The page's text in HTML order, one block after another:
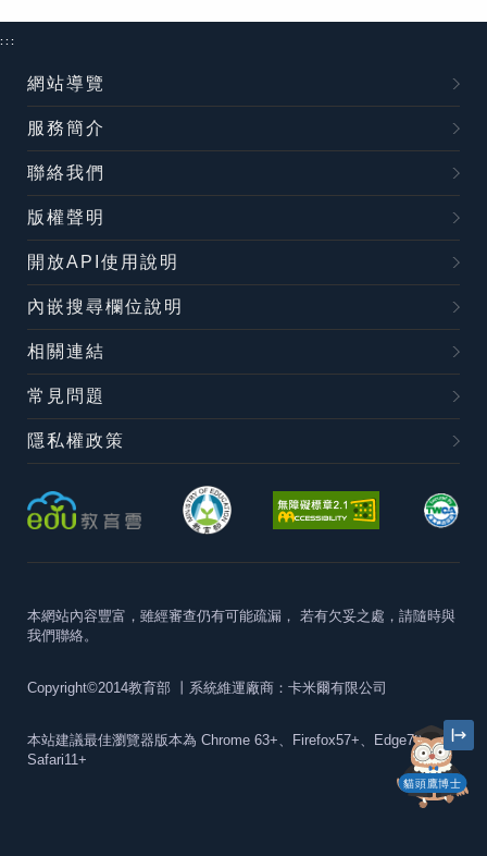
貓頭鷹博士
:::
網站導覽
服務簡介
聯絡我們
版權聲明
開放API使用說明
內嵌搜尋欄位說明
相關連結
常見問題
隱私權政策
本網站內容豐富，雖經審查仍有可能疏漏， 若有欠妥之處，請隨時與
我們聯絡。
Copyright©2014教育部 丨系統維運廠商：卡米爾有限公司
本站建議最佳瀏覽器版本為 Chrome 63+、Firefox57+、Edge79+及
Safari11+